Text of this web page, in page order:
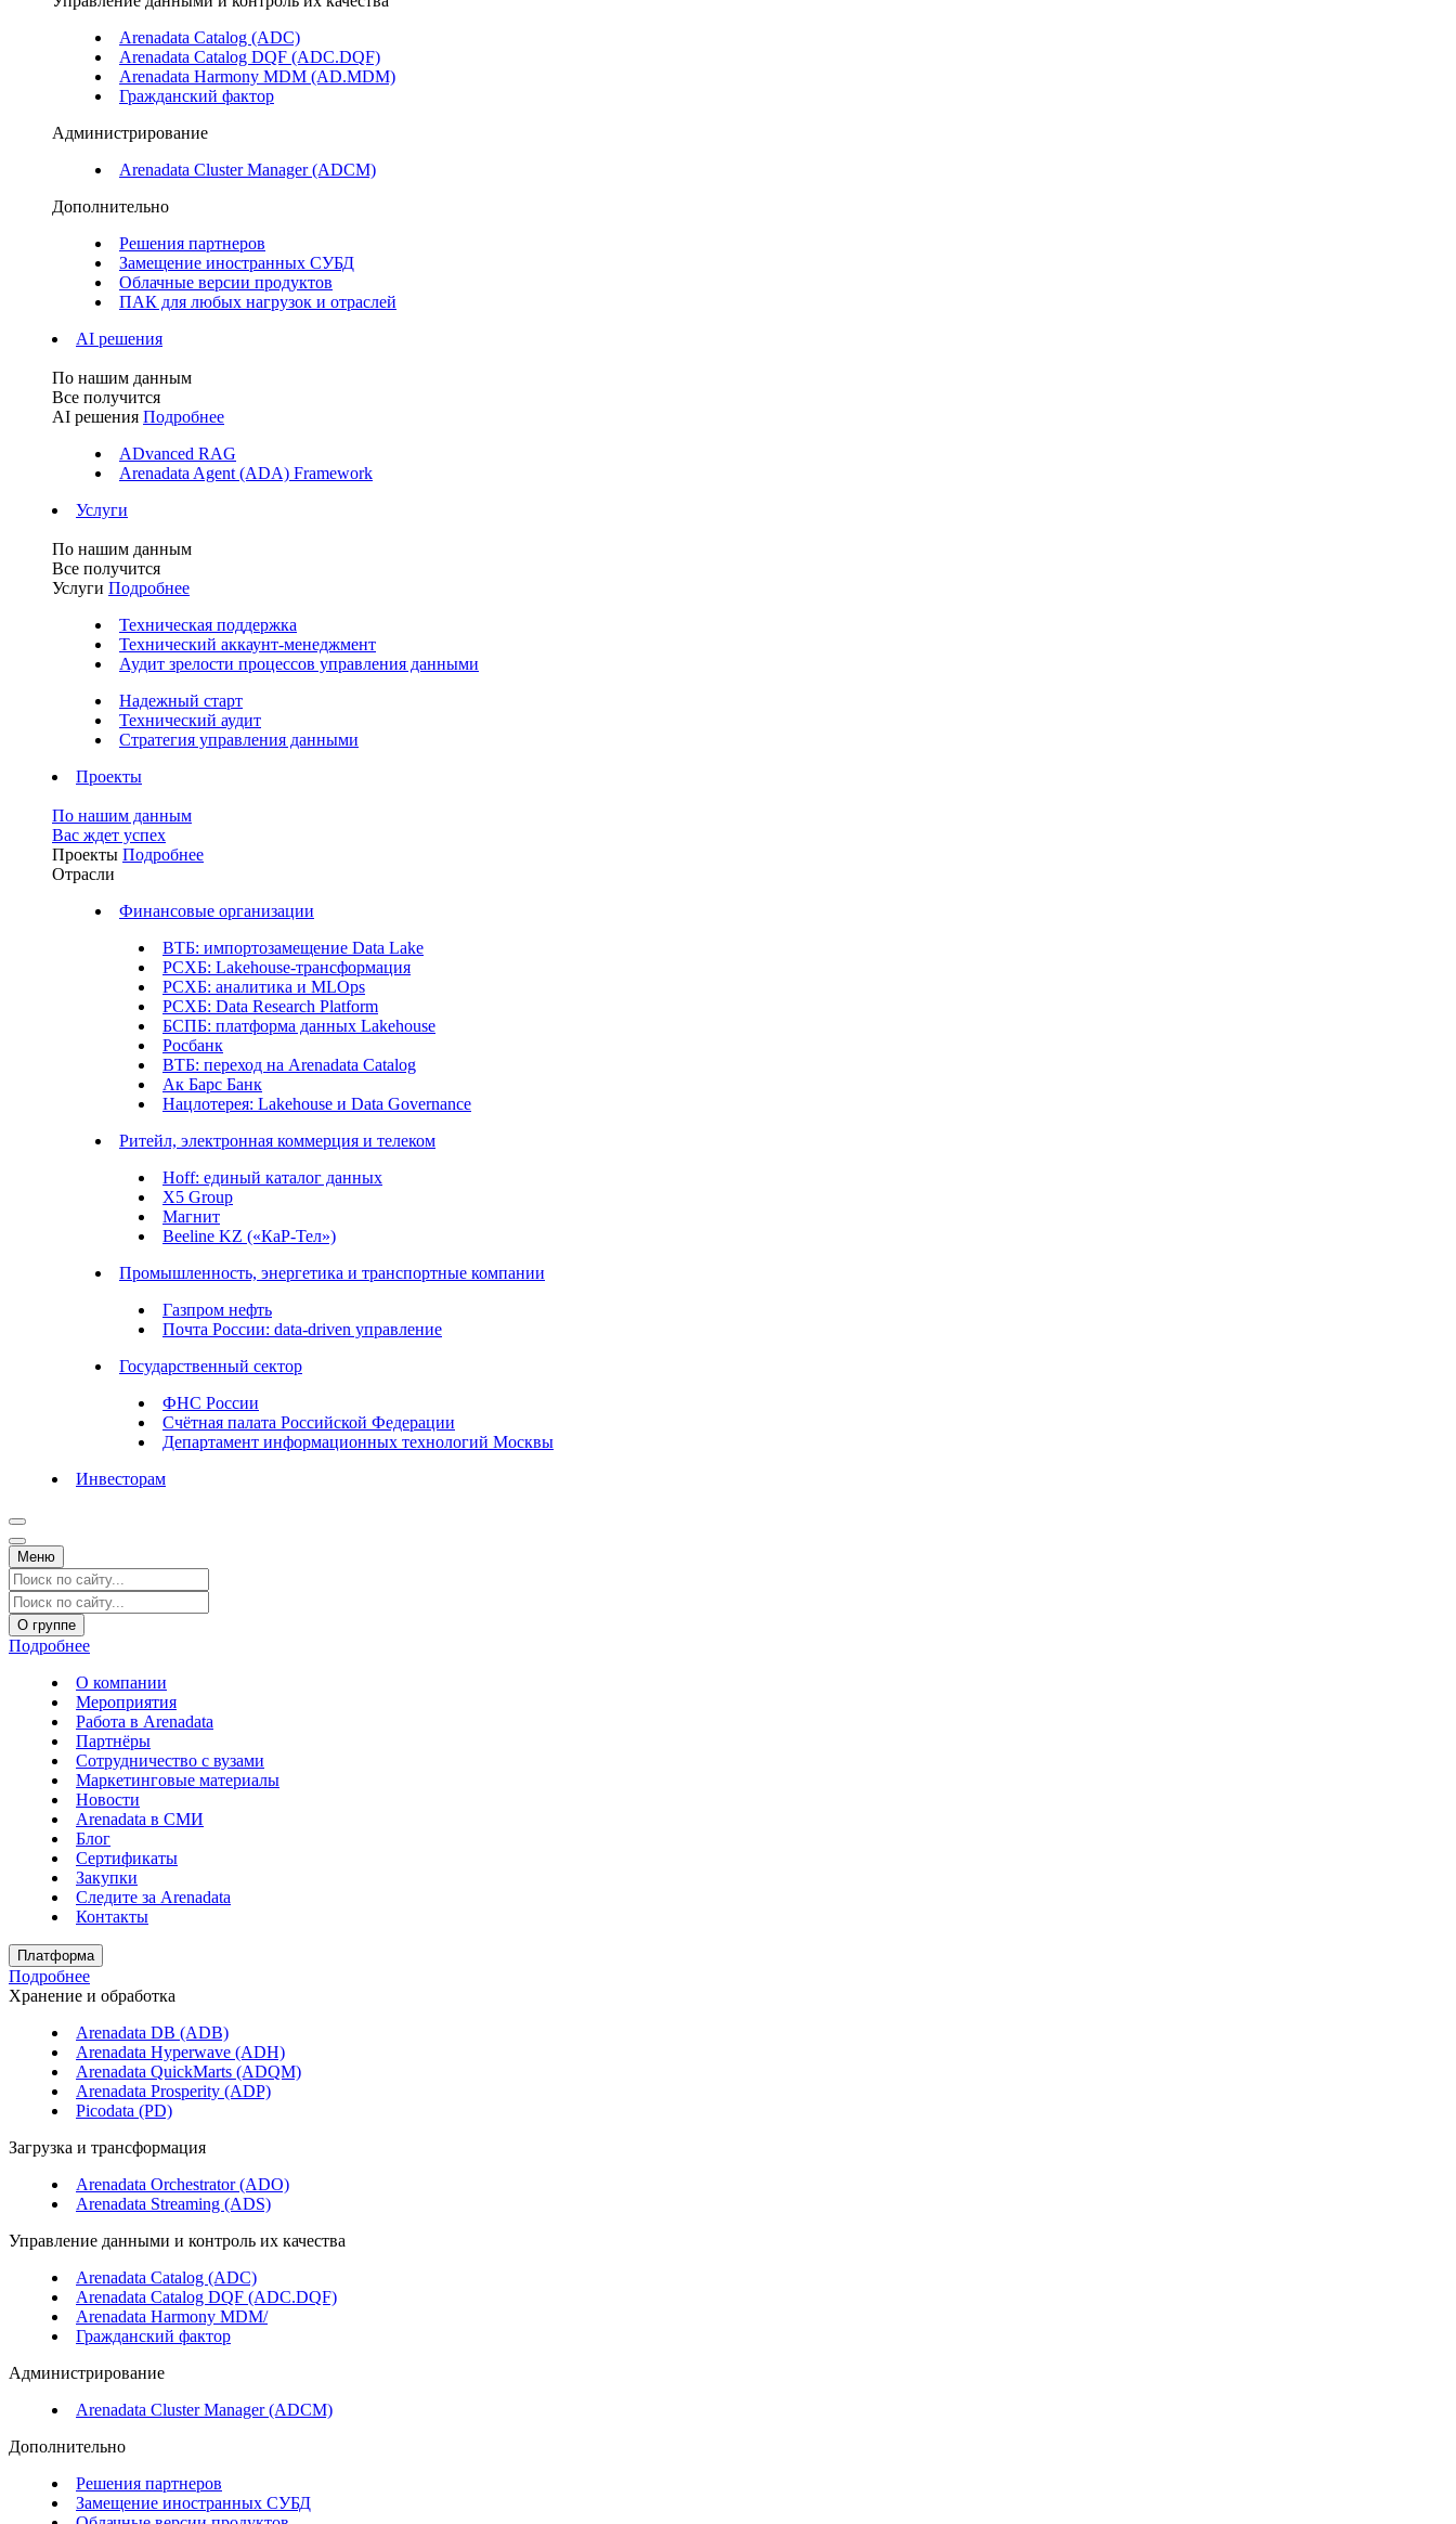
Arenadata Catalog (ADC)
Arenadata Catalog DQF (ADС.DQF)
Arenadata Harmony MDM (AD.MDM)
Гражданский фактор
Администрирование
Arenadata Cluster Manager (ADCM)
Дополнительно
Решения партнеров
Замещение иностранных СУБД
Облачные версии продуктов
ПАК для любых нагрузок и отраслей
AI решения
По нашим данным
Все получится
AI решения Подробнее
ADvanced RAG
Arenadata Agent (ADA) Framework
Услуги
По нашим данным
Все получится
Услуги Подробнее
Техническая поддержка
Технический аккаунт-менеджмент
Аудит зрелости процессов управления данными
Надежный старт
Технический аудит
Стратегия управления данными
Проекты
По нашим данным
Вас ждет успех
Проекты Подробнее
Отрасли
Финансовые организации
ВТБ: импортозамещение Data Lake
РСХБ: Lakehouse-трансформация
РСХБ: аналитика и MLOps
РСХБ: Data Research Platform
БСПБ: платформа данных Lakehouse
Росбанк
ВТБ: переход на Arenadata Catalog
Ак Барс Банк
Нацлотерея: Lakehouse и Data Governance
Ритейл, электронная коммерция и телеком
Hoff: единый каталог данных
X5 Group
Магнит
Beeline KZ («КаР-Тел»)
Промышленность, энергетика и транспортные компании
Газпром нефть
Почта России: data-driven управление
Государственный сектор
ФНС России
Счётная палата Российской Федерации
Департамент информационных технологий Москвы
Инвесторам
Меню
О группе
Подробнее
О компании
Мероприятия
Работа в Arenadata
Партнёры
Сотрудничество с вузами
Маркетинговые материалы
Новости
Arenadata в СМИ
Блог
Сертификаты
Закупки
Следите за Аrenadata
Контакты
Платформа
Подробнее
Хранение и обработка
Arenadata DB (ADB)
Arenadata Hyperwave (ADH)
Arenadata QuickMarts (ADQM)
Arenadata Prosperity (ADP)
Picodata (PD)
Загрузка и трансформация
Arenadata Orchestrator (ADO)
Arenadata Streaming (ADS)
Управление данными и контроль их качества
Arenadata Catalog (ADC)
Arenadata Catalog DQF (ADС.DQF)
Arenadata Harmony MDM/
Гражданский фактор
Администрирование
Arenadata Cluster Manager (ADCM)
Дополнительно
Решения партнеров
Замещение иностранных СУБД